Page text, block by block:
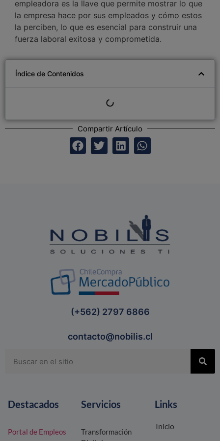
empleadora es la llave que permite mostrar lo que
la empresa hace por sus empleados y cómo estos
la perciben, lo que es esencial para construir una
fuerza laboral exitosa y comprometida.
Índice de Contenidos
Compartir Artículo
(+562) 2797 6866
contacto@nobilis.cl
Destacados
Portal de Empleos
Servicios
Transformación
Links
Inicio